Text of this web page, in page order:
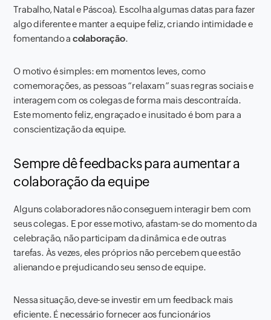
Trabalho, Natal e Páscoa). Escolha algumas datas para fazer
algo diferente e manter a equipe feliz, criando intimidade e
fomentando a colaboração.
O motivo é simples: em momentos leves, como
comemorações, as pessoas “relaxam” suas regras sociais e
interagem com os colegas de forma mais descontraída.
Este momento feliz, engraçado e inusitado é bom para a
conscientização da equipe.
Sempre dê feedbacks para aumentar a
colaboração da equipe
Alguns colaboradores não conseguem interagir bem com
seus colegas. E por esse motivo, afastam-se do momento da
celebração, não participam da dinâmica e de outras
tarefas. Às vezes, eles próprios não percebem que estão
alienando e prejudicando seu senso de equipe.
Nessa situação, deve-se investir em um feedback mais
eficiente. É necessário fornecer aos funcionários